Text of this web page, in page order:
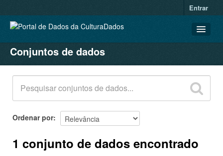
Entrar
CONJUNTOS DE DADOS
ORGANIZAÇÕES
GRUPOS
SOBRE
Conjuntos de dados
Ordenar por
1 conjunto de dados encontrado